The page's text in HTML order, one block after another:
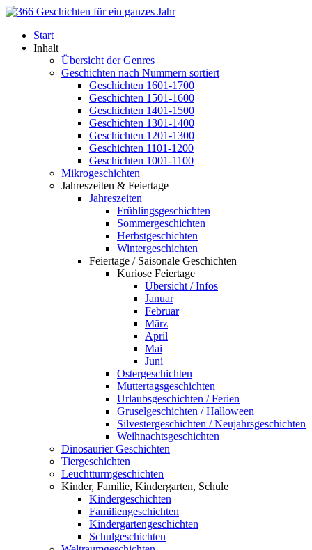
Start
Inhalt
Übersicht der Genres
Geschichten nach Nummern sortiert
Geschichten 1601-1700
Geschichten 1501-1600
Geschichten 1401-1500
Geschichten 1301-1400
Geschichten 1201-1300
Geschichten 1101-1200
Geschichten 1001-1100
Mikrogeschichten
Jahreszeiten & Feiertage
Jahreszeiten
Frühlingsgeschichten
Sommergeschichten
Herbstgeschichten
Wintergeschichten
Feiertage / Saisonale Geschichten
Kuriose Feiertage
Übersicht / Infos
Januar
Februar
März
April
Mai
Juni
Ostergeschichten
Muttertagsgeschichten
Urlaubsgeschichten / Ferien
Gruselgeschichten / Halloween
Silvestergeschichten / Neujahrsgeschichten
Weihnachtsgeschichten
Dinosaurier Geschichten
Tiergeschichten
Leuchtturmgeschichten
Kinder, Familie, Kindergarten, Schule
Kindergeschichten
Familiengeschichten
Kindergartengeschichten
Schulgeschichten